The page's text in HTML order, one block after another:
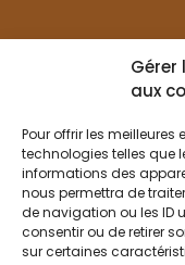
Gérer
aux
Pour offrir les meilleures
technologies telles que
informations des
nous permettra de
de navigation ou les ID
consentir ou de retirer
sur certaines
du mardi au
9h30 à 12h00 /
dimanche : de